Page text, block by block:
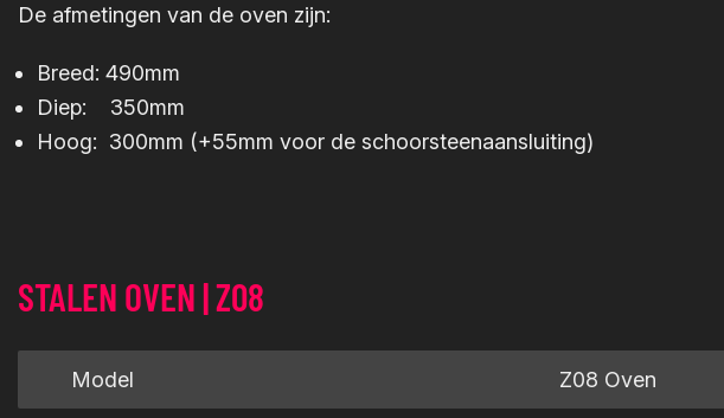
De afmetingen van de oven zijn:
Breed: 490mm
Diep: 350mm
Hoog: 300mm (+55mm voor de schoorsteenaansluiting)
STALEN OVEN | Z08
Model Z08 Oven